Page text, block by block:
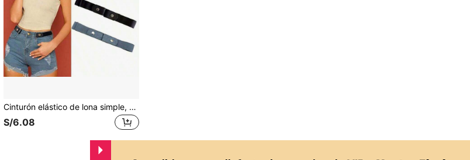
Cinturón elástico de lona simple, de moda y casual, invisible, accesorio para vestidos y chaquetas en otoño, Halloween
S/6.08